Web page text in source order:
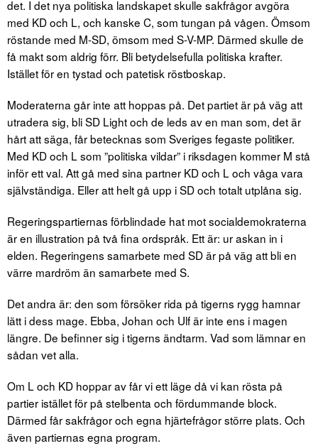
det. I det nya politiska landskapet skulle sakfrågor avgöra
med KD och L, och kanske C, som tungan på vågen. Ömsom
röstande med M-SD, ömsom med S-V-MP. Därmed skulle de
få makt som aldrig förr. Bli betydelsefulla politiska krafter.
Istället för en tystad och patetisk röstboskap.
Moderaterna går inte att hoppas på. Det partiet är på väg att
utradera sig, bli SD Light och de leds av en man som, det är
hårt att säga, får betecknas som Sveriges fegaste politiker.
Med KD och L som ”politiska vildar” i riksdagen kommer M stå
inför ett val. Att gå med sina partner KD och L och våga vara
självständiga. Eller att helt gå upp i SD och totalt utplåna sig.
Regeringspartiernas förblindade hat mot socialdemokraterna
är en illustration på två fina ordspråk. Ett är: ur askan in i
elden. Regeringens samarbete med SD är på väg att bli en
värre mardröm än samarbete med S.
Det andra är: den som försöker rida på tigerns rygg hamnar
lätt i dess mage. Ebba, Johan och Ulf är inte ens i magen
längre. De befinner sig i tigerns ändtarm. Vad som lämnar en
sådan vet alla.
Om L och KD hoppar av får vi ett läge då vi kan rösta på
partier istället för på stelbenta och fördummande block.
Därmed får sakfrågor och egna hjärtefrågor större plats. Och
även partiernas egna program.